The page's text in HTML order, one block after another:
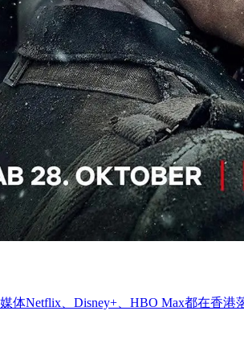
体Netflix、Disney+、HBO Max都在香港